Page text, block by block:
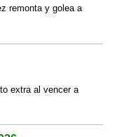
remonta y golea a
extra al vencer a